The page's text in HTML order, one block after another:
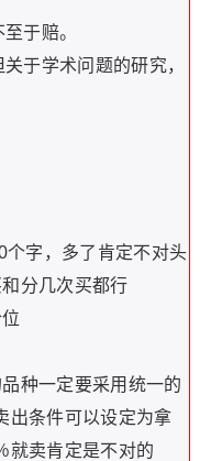
于赔。
于学术问题的研究，
个字，多了肯定不对头
分几次买都行
种一定要采用统一的
出条件可以设定为拿
就卖肯定是不对的